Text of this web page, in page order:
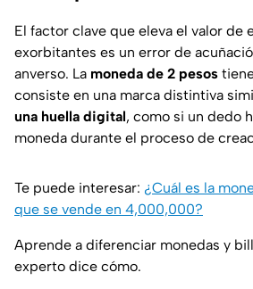
El factor clave que eleva el valor de
exorbitantes es un error de
anverso. La moneda de 2 pesos
consiste en una marca distintiva
una huella digital, como si un dedo
moneda durante el proceso de
Te puede interesar: ¿Cuál es la
que se vende en 4,000,000?
Aprende a diferenciar monedas y
experto dice cómo.